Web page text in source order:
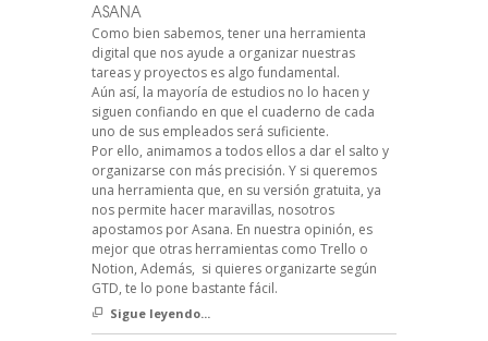
ASANA
Como bien sabemos, tener una herramienta
digital que nos ayude a organizar nuestras
tareas y proyectos es algo fundamental.
Aún así, la mayoría de estudios no lo hacen y
siguen confiando en que el cuaderno de cada
uno de sus empleados será suficiente.
Por ello, animamos a todos ellos a dar el salto y
organizarse con más precisión. Y si queremos
una herramienta que, en su versión gratuita, ya
nos permite hacer maravillas, nosotros
apostamos por Asana. En nuestra opinión, es
mejor que otras herramientas como Trello o
Notion, Además, si quieres organizarte según
GTD, te lo pone bastante fácil.
Sigue leyendo...